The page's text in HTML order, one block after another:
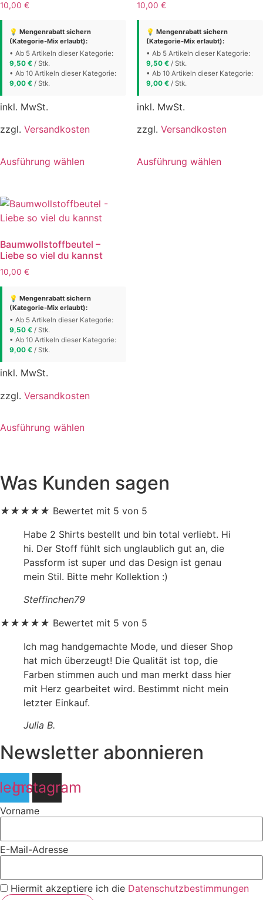
10,00 €
💡 Mengenrabatt sichern
(Kategorie-Mix erlaubt):
• Ab 5 Artikeln dieser Kategorie:
9,50 € / Stk.
• Ab 10 Artikeln dieser Kategorie:
9,00 € / Stk.
inkl. MwSt.
zzgl. Versandkosten
Ausführung wählenProdukt
Varianten
auf.
Optionen
Produktseite
gewählt
werden
10,00 €
💡 Mengenrabatt sichern
(Kategorie-Mix erlaubt):
• Ab 5 Artikeln dieser Kategorie:
9,50 €/ Stk.
• Ab 10 Artikeln dieser Kategorie:
9,00 €/ Stk.
inkl. MwSt.
zzgl. Versandkosten
Ausführung wählenProdukt
Baumwollstoffbeutel –
Liebe so viel du kannst
10,00 €
💡 Mengenrabatt sichern
(Kategorie-Mix erlaubt):
• Ab 5 Artikeln dieser Kategorie:
9,50 € / Stk.
• Ab 10 Artikeln dieser Kategorie:
9,00 € / Stk.
inkl. MwSt.
zzgl. Versandkosten
Ausführung wählenProdukt
Varianten
auf.
Optionen
können
auf
der
Produktseite
werden
Was Kunden sagen
★★★★★ Bewertet mit 5 von 5
Habe 2 Shirts bestellt und bin total verliebt. Hi
hi. Der Stoff fühlt sich unglaublich gut an, die
Passform ist super und das Design ist genau
mein Stil. Bitte mehr Kollektion :)
Steffinchen79
★★★★★ Bewertet mit 5 von 5
Ich mag handgemachte Mode, und dieser Shop
hat mich überzeugt! Die Qualität ist top, die
Farben stimmen auch und man merkt dass hier
mit Herz gearbeitet wird. Bestimmt nicht mein
letzter Einkauf.
Julia B.
Newsletter abonnieren
Instagram
Vorname
E-Mail-Adresse
Hiermit akzeptiere ich die Datenschutzbestimmungen